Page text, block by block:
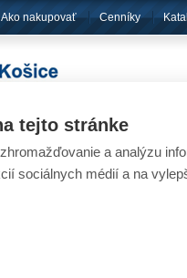
Ako nakupovať Cenníky
Akumulátory -
tejto stránke
a analýzu
sociálnych médií a na